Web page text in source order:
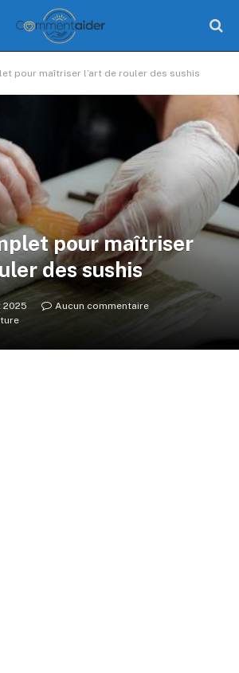
pour maîtriser l’art de rouler des sushis
pour maîtriser
des sushis
2025
Aucun commentaire